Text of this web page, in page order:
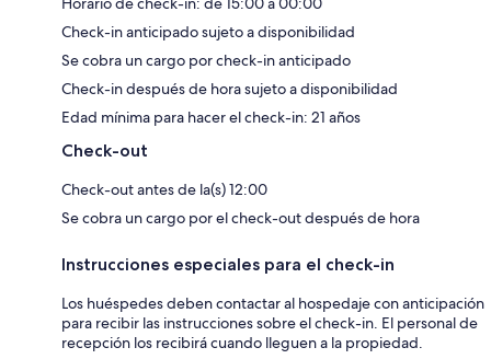
Check-in anticipado sujeto a disponibilidad
Se cobra un cargo por check-in anticipado
Check-in después de hora sujeto a disponibilidad
Edad mínima para hacer el check-in: 21 años
Check-out
Check-out antes de la(s) 12:00
Se cobra un cargo por el check-out después de hora
Instrucciones especiales para el check-in
Los huéspedes deben contactar al hospedaje con anticipación
para recibir las instrucciones sobre el check-in. El personal de
recepción los recibirá cuando lleguen a la propiedad.